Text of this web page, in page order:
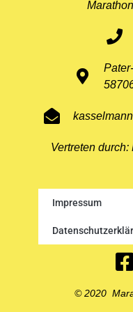
Vertreten
Impressum
© 2020